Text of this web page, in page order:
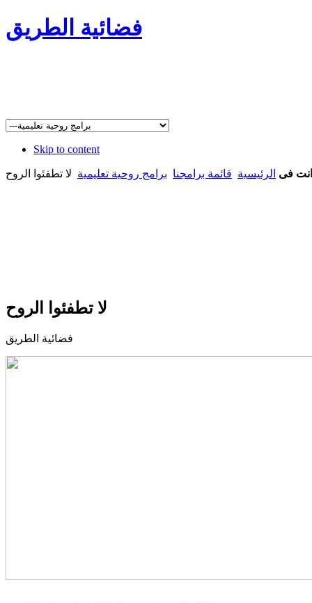
فضائية الطريق
Skip to content
انت فى الرئيسية قائمة برامجنا برامج روحية تعليمية لا تطفئوا الروح
لا تطفئوا الروح
فضائية الطريق